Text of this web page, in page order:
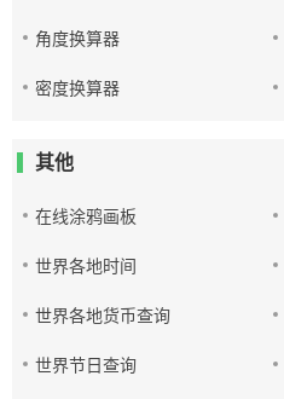
角度换算器
密度换算器
其他
在线涂鸦画板
世界各地时间
世界各地货币查询
世界节日查询